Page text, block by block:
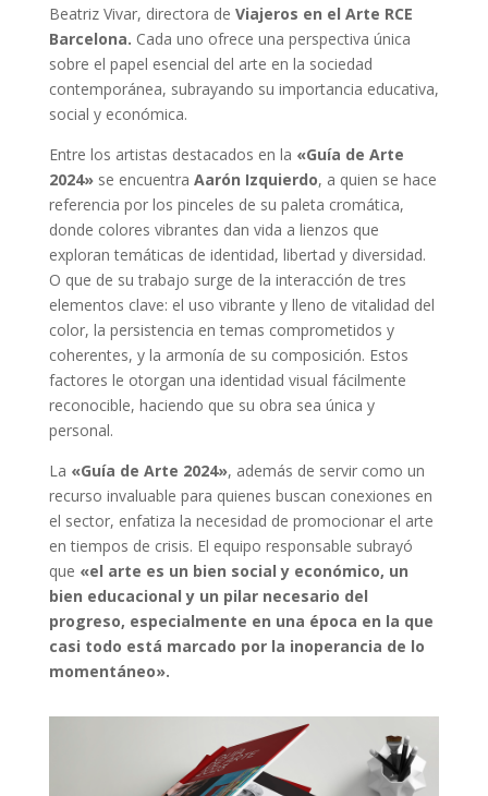
Beatriz Vivar, directora de Viajeros en el Arte RCE
Barcelona. Cada uno ofrece una perspectiva única
sobre el papel esencial del arte en la sociedad
contemporánea, subrayando su importancia educativa,
social y económica.
Entre los artistas destacados en la «Guía de Arte
2024»se encuentra Aarón Izquierdo, a quien se hace
referencia por los pinceles de su paleta cromática,
donde colores vibrantes dan vida a lienzos que
exploran temáticas de identidad, libertad y diversidad.
O que de su trabajo surge de la interacción de tres
elementos clave: el uso vibrante y lleno de vitalidad del
color, la persistencia en temas comprometidos y
coherentes, y la armonía de su composición. Estos
factores le otorgan una identidad visual fácilmente
reconocible, haciendo que su obra sea única y
personal.
La «Guía de Arte 2024», además de servir como un
recurso invaluable para quienes buscan conexiones en
el sector, enfatiza la necesidad de promocionar el arte
en tiempos de crisis. El equipo responsable subrayó
que «el arte es un bien social y económico, un
bien educacional y un pilar necesario del
progreso, especialmente en una época en la que
casi todo está marcado por la inoperancia de lo
momentáneo».